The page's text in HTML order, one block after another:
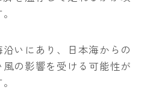
いにあり、日本海からの
の影響を受ける可能性が